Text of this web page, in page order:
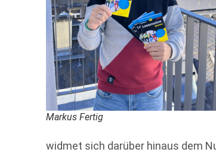
Markus Fertig
widmet sich darüber hinaus dem